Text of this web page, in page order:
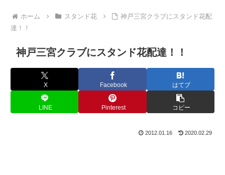
ホーム スタンド花
神戸三宮クラブにスタンド花配
達！！
神戸三宮クラブにスタンド花配達！！
X Facebook はてブ
LINE Pinterest コピー
2012.01.16 2020.02.29